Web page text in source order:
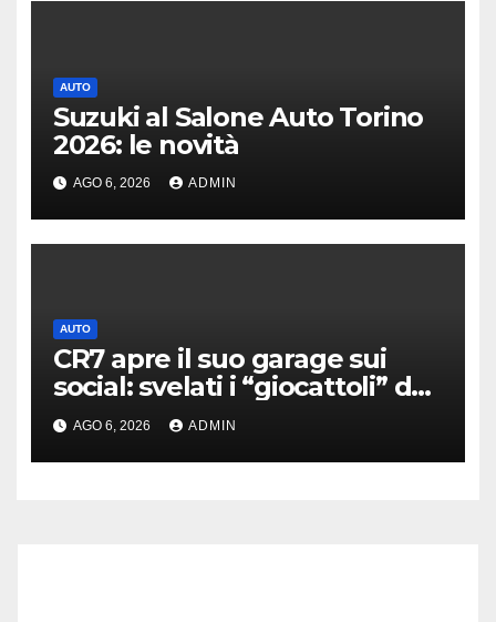
AUTO
Suzuki al Salone Auto Torino
2026: le novità
AGO 6, 2026 ADMIN
AUTO
CR7 apre il suo garage sui
social: svelati i “giocattoli” da
oltre 40 milioni
AGO 6, 2026 ADMIN